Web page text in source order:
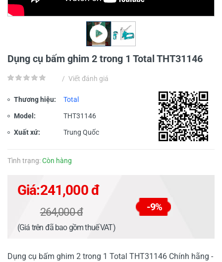
Dụng cụ bấm ghim 2 trong 1 Total THT31146
/ Viết đánh giá
Thương hiệu: Total
Model: THT31146
Xuất xứ: Trung Quốc
Tình trạng:Còn hàng
Giá:241,000 đ
264,000 đ -9%
(Giá trên đã bao gồm thuế VAT)
Dụng cụ bấm ghim 2 trong 1 Total THT31146 Chính hãng -